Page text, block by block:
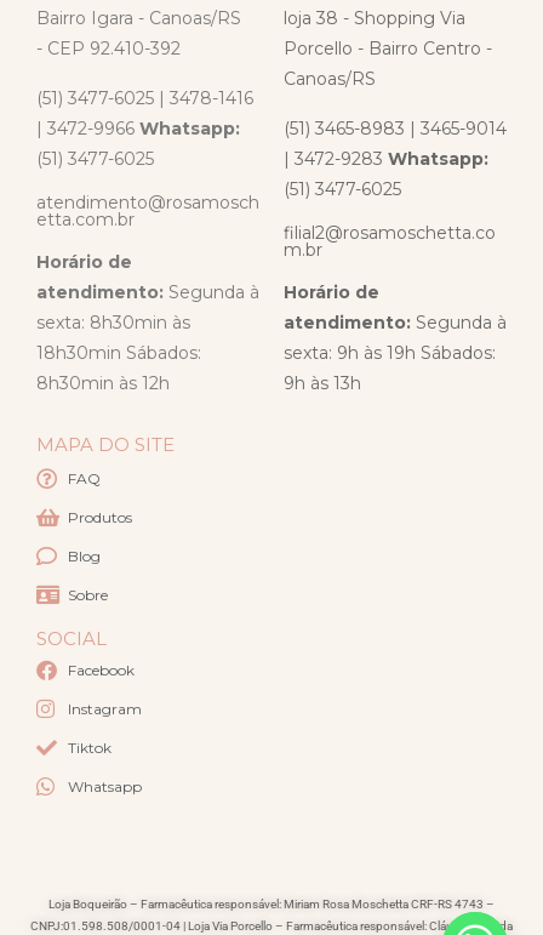
Bairro Igara - Canoas/RS
- CEP 92.410-392
(51) 3477-6025 | 3478-1416
| 3472-9966 Whatsapp:
(51) 3477-6025
atendimento@rosamosch
etta.com.br
Horário de
atendimento: Segunda à
sexta: 8h30min às
18h30min Sábados:
8h30min às 12h
loja 38 - Shopping Via
Porcello - Bairro Centro -
Canoas/RS
(51) 3465-8983 | 3465-9014
| 3472-9283 Whatsapp:
(51) 3477-6025
filial2@rosamoschetta.co
m.br
Horário de
atendimento: Segunda à
sexta: 9h às 19h Sábados:
9h às 13h
MAPA DO SITE
FAQ
Produtos
Blog
Sobre
SOCIAL
Facebook
Instagram
Tiktok
Whatsapp
Loja Boqueirão – Farmacêutica responsável: Miriam Rosa Moschetta CRF-RS 4743 –
CNPJ:01.598.508/0001-04 | Loja Via Porcello – Farmacêutica responsável: Cláudia Lacerda